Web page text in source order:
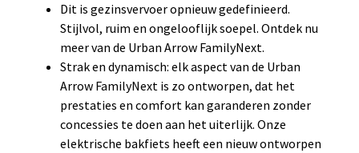
Dit is gezinsvervoer opnieuw gedefinieerd.
Stijlvol, ruim en ongelooflijk soepel. Ontdek nu
meer van de Urban Arrow FamilyNext.
Strak en dynamisch: elk aspect van de Urban
Arrow FamilyNext is zo ontworpen, dat het
prestaties en comfort kan garanderen zonder
concessies te doen aan het uiterlijk. Onze
elektrische bakfiets heeft een nieuw ontworpen